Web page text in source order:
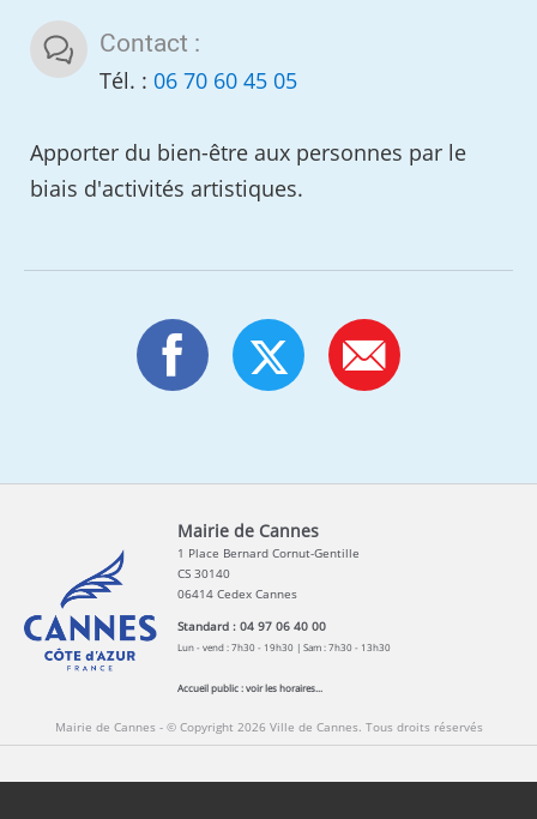
Contact :
Tél. : 06 70 60 45 05
Apporter du bien-être aux personnes par le
biais d'activités artistiques.
Mairie de Cannes
1 Place Bernard Cornut-Gentille
CS 30140
06414 Cedex Cannes
Standard : 04 97 06 40 00
Lun - vend : 7h30 - 19h30 | Sam : 7h30 - 13h30
Accueil public :voir les horaires...
Mairie de Cannes - © Copyright 2026 Ville de Cannes. Tous droits réservés